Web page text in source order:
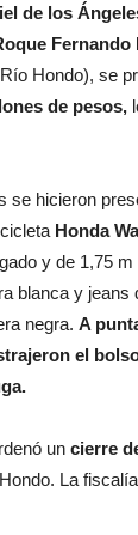
de los
Fernando
Hondo), se
de pesos,
se hicieron
Honda
y de 1,75
blanca y jeans
negra. A
el
un cierre
La